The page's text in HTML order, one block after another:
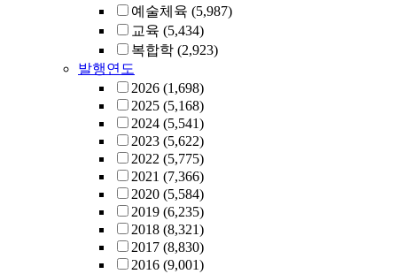
예술체육 (5,987)
교육 (5,434)
복합학 (2,923)
발행연도
2026 (1,698)
2025 (5,168)
2024 (5,541)
2023 (5,622)
2022 (5,775)
2021 (7,366)
2020 (5,584)
2019 (6,235)
2018 (8,321)
2017 (8,830)
2016 (9,001)